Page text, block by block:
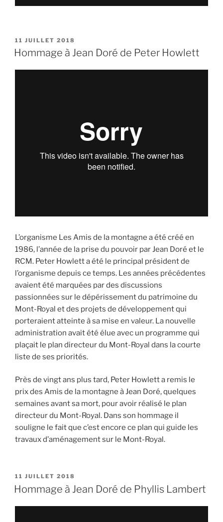
PUBLIÉ
LE
11 JUILLET 2018
Hommage à Jean Doré de Peter Howlett
L’organisme Les Amis de la montagne a été créé en
1986, l’année de la prise du pouvoir par Jean Doré et le
RCM. Peter Howlett a été le principal président de
l’organisme depuis ce temps. Les années précédentes
avaient été marquées par des discussions
passionnées sur le dépérissement du patrimoine du
Mont-Royal et des projets de développement qui
porteraient atteinte à sa mise en valeur. La nouvelle
administration avait été élue avec un programme qui
plaçait le plan directeur du Mont-Royal dans la courte
liste de ses priorités.
Près de vingt ans plus tard, Peter Howlett a remis le
prix des Amis de la montagne à Jean Doré, quelques
semaines avant sa mort, pour avoir réalisé le plan
directeur du Mont-Royal. Dans son hommage il
souligne le fait que c’est encore ce plan qui guide les
travaux d’aménagement sur le Mont-Royal.
PUBLIÉ
LE
11 JUILLET 2018
Hommage à Jean Doré de Phyllis Lambert